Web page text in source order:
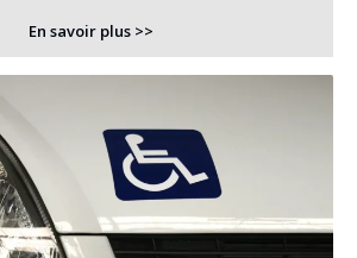
En savoir plus >>